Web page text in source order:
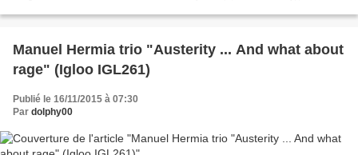
Manuel Hermia trio "Austerity ... And what about
rage" (Igloo IGL261)
Publié le 16/11/2015 à 07:30
Par dolphy00